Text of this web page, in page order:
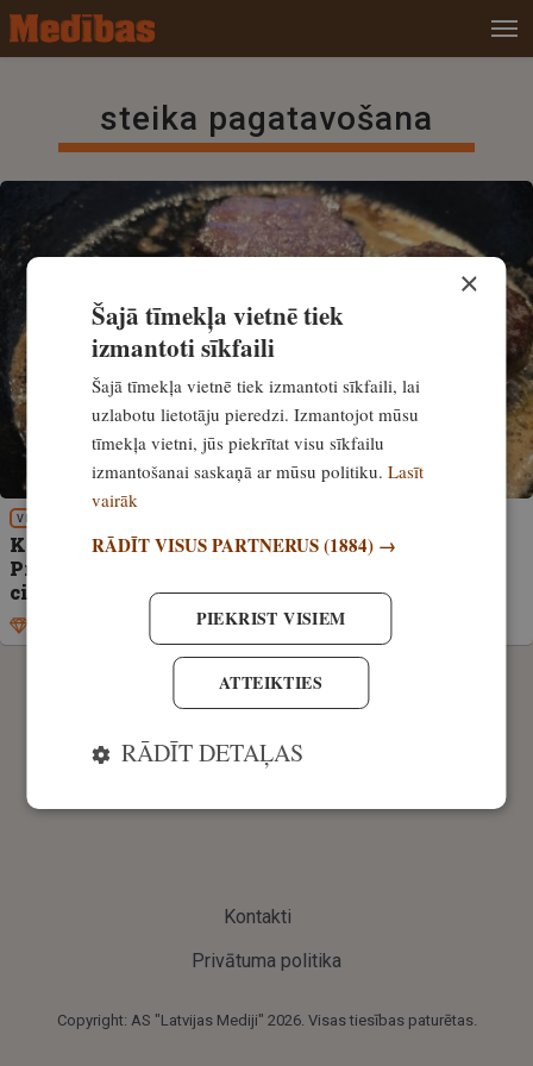
steika pagatavošana
VIRTUVE
Kas īsti ir steiks, un kāpēc tas ir tik garšīgs?
Praktiski padomi, kas jāzina medījuma gaļas
cienītājiem
27. maijs, 2026
Copyright: AS "Latvijas Mediji" 2026. Visas tiesības paturētas.
Kontakti
Privātuma politika
×
Šajā tīmekļa vietnē tiek
izmantoti sīkfaili
Šajā tīmekļa vietnē tiek izmantoti sīkfaili, lai
uzlabotu lietotāju pieredzi. Izmantojot mūsu
tīmekļa vietni, jūs piekrītat visu sīkfailu
izmantošanai saskaņā ar mūsu politiku.Lasīt
vairāk
RĀDĪT VISUS PARTNERUS(1884) →
PIEKRIST VISIEM
ATTEIKTIES
RĀDĪT DETAĻAS